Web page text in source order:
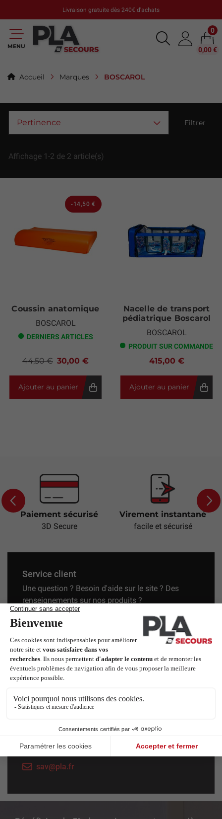
Livraison gratuite dès 240€ d'achats
MENU
0
0,00 €
Accueil Marques BOSCAROL
Pertinence Filtrer
Affichage 1-2 de 2 article(s)
Coussin anatomique
BOSCAROL
DERNIERS ARTICLES
30,00 €
44,50 €
Ajouter au panier
-14,50 €
Nacelle de transport
pédiatrique Boscarol
BOSCAROL
PRODUIT SUR COMMANDE
415,00 €
Ajouter au panier
Previous
Paiement sécurisé
3D Secure
Virement instantané
facile et sécurisé
Service client
Une question ? Besoin d'aide sur le site ? Des
renseignements sur nos produits ?
+33 (0)4 67 31 81 45
secours@pla.fr
Pour l'entretien et la réparation de votre
agréée s'occupe de vous.
+33 (0)4 67 31 80 45
sav@pla.fr